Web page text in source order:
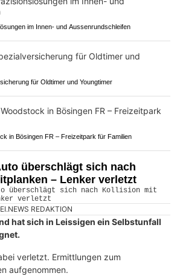
im Innen- und Aussenrundschleifen
für Oldtimer und Youngtimer
in Bösingen FR – Freizeitpark für Familien
überschlägt sich nach
– Lenker verletzt
REDAKTION
hat sich in Leissigen ein Selbstunfall
verletzt. Ermittlungen zum
aufgenommen.